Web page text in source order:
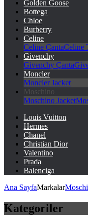
Golden Goose
Bottega
Chloe
Burberry
Celine
Celine ÇantaCeline
Givenchy
Givenchy Çanta
Moncler
Moncler Jacket
Moschino
Moschino Jacket
Louis Vuitton
Hermes
Chanel
Christian Dior
Valentino
Prada
Balenciga
Ana SayfaMarkalar
Kategoriler